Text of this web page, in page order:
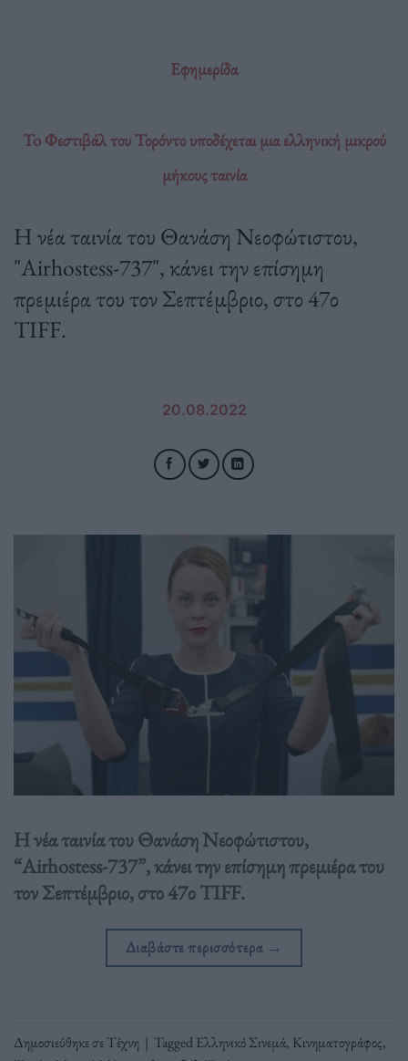
Εφημερίδα
To Φεστιβάλ του Τορόντο υποδέχεται μια ελληνική μικρού
μήκους ταινία
Η νέα ταινία του Θανάση Νεοφώτιστου,
"Airhostess-737", κάνει την επίσημη
πρεμιέρα του τον Σεπτέμβριο, στο 47ο
TIFF.
20.08.2022
Η νέα ταινία του Θανάση Νεοφώτιστου,
“Airhostess-737”, κάνει την επίσημη πρεμιέρα του
τον Σεπτέμβριο, στο 47ο TIFF.
Διαβάστε περισσότερα →
Δημοσιεύθηκε σεΤέχνη | TaggedΕλληνικό Σινεμά, Κινηματογράφος,